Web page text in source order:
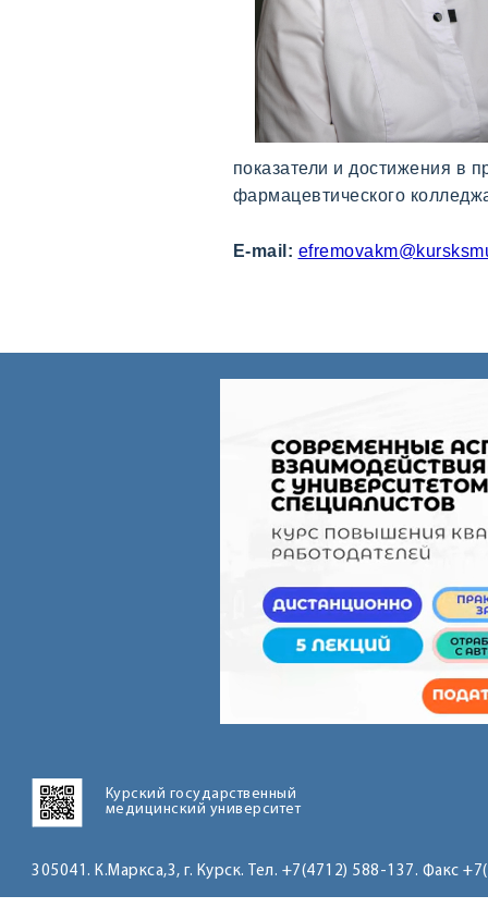
показатели и достижения в
фармацевтического
E-mail:
Курский государственный
медицинский университет
305041. К.Маркса,3, г. Курск. Тел. +7(4712) 588-137. Факс